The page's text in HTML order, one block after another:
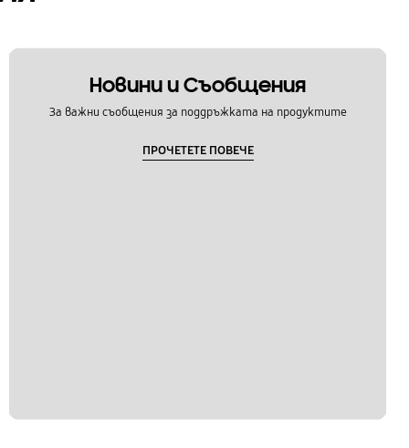
Новини и Съобщения
За важни съобщения за поддръжката на продуктите
ПРОЧЕТЕТЕ ПОВЕЧЕ